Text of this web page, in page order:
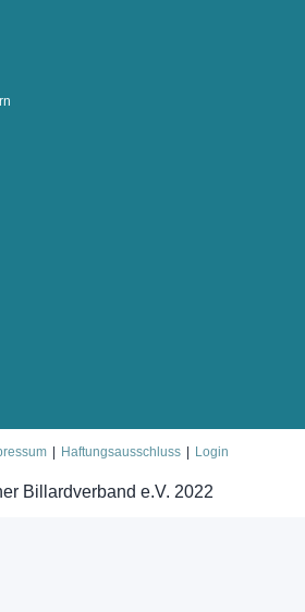
Haftungsausschluss Login
Billardverband e.V. 2022